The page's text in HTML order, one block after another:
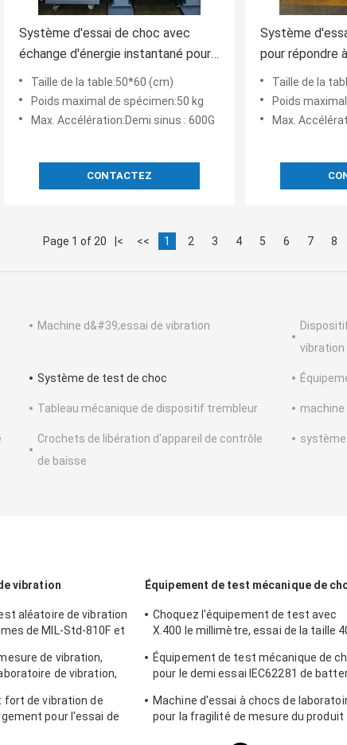
Système d'essai de choc avec
échange d'énergie instantané pour
évaluer la durabilité du produit et sa
résistance aux contraintes
extérieures
Taille de la table:50*60 (cm)
Poids maximal de spécimen:50 kg
Max. Accélération:Demi sinus : 600G
CONTACTEZ
Système
pour répondre
spécifiques
taille, le poids
de choc
Taille de la
Poids
Max.
Page 1 of 20 |< << 1 2 3 4 5 6 7 8
Machine d&#39;essai de vibration
vibration
Système de test de choc
Tableau mécanique de dispositif trembleur machine
Crochets de libération d'appareil de contrôle
de baisse
vibration
aléatoire de vibration
de MIL-Std-810F et
de vibration,
de vibration,
de vibration de
pour l'essai de
Équipement de test mécanique de
Choquez l'équipement de test avec
X.400 le millimètre, essai de la taille
Équipement de test mécanique de
pour le demi essai IEC62281 de
Machine d'essai à chocs de
pour la fragilité de mesure du produit